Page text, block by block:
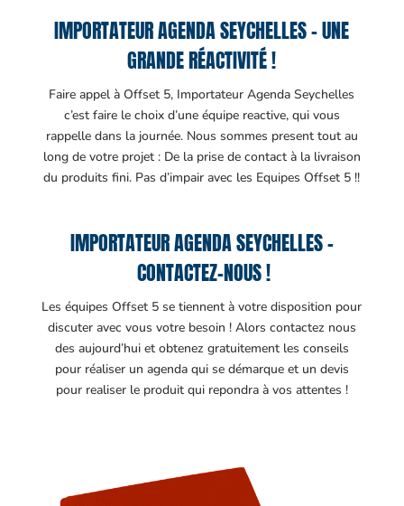
IMPORTATEUR AGENDA SEYCHELLES – UNE
GRANDE RÉACTIVITÉ !
Faire appel à Offset 5, Importateur Agenda Seychelles
c’est faire le choix d’une équipe reactive, qui vous
rappelle dans la journée. Nous sommes present tout au
long de votre projet : De la prise de contact à la livraison
du produits fini. Pas d’impair avec les Equipes Offset 5 !!
IMPORTATEUR AGENDA SEYCHELLES –
CONTACTEZ-NOUS !
Les équipes Offset 5 se tiennent à votre disposition pour
discuter avec vous votre besoin ! Alors contactez nous
des aujourd’hui et obtenez gratuitement les conseils
pour réaliser un agenda qui se démarque et un devis
pour realiser le produit qui repondra à vos attentes !